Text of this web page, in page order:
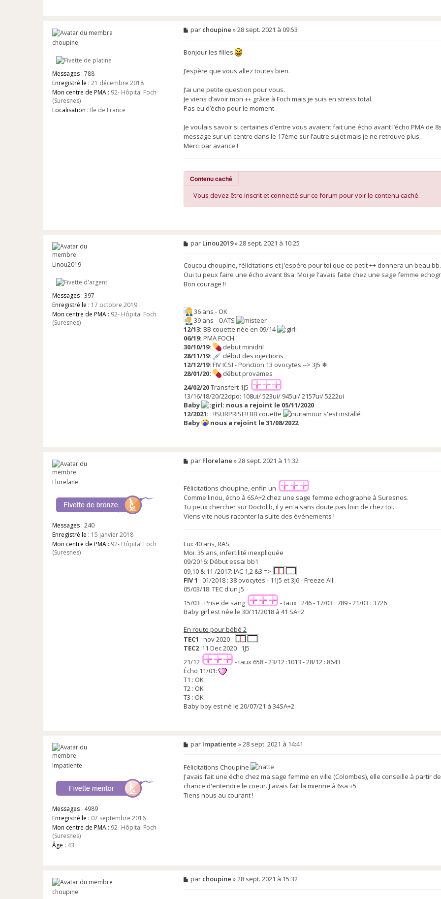
choupine
Messages : 788
Enregistré le : 21 décembre 2018
Mon centre de PMA : 92- Hôpital Foch
(Suresnes)
Localisation : Ile de France
M
e
s
e
o
u
par choupine »28 sept. 2021 à 09:53
Bonjour les filles
J’espère que vous allez toutes bien.
J’ai une petite question pour vous.
Je viens d’avoir mon ++ grâce à Foch mais je suis en stress total.
Pas eu d’écho pour le moment.
Je voulais savoir si certaines d’entre vous avaient fait une écho avant l’écho PMA de
message sur un centre dans le 17ème sur l’autre sujet mais je ne retrouve plus…
Merci par avance !
Contenu caché
Vous devez être inscrit et connecté sur ce forum pour voir le contenu caché.
Linou2019
Messages : 397
Enregistré le : 17 octobre 2019
Mon centre de PMA : 92- Hôpital Foch
(Suresnes)
M
e
s
a
g
e
n
l
u
par Linou2019»28 sept. 2021 à 10:25
Coucou choupine, félicitations et j'espère pour toi que ce petit ++ donnera un beau bb.
Oui tu peux faire une écho avant 8sa. Moi je l'avais faite chez une sage femme
Bon courage !!
36 ans - OK
39 ans - OATS
12/13: BB couette née en 09/14
06/19: PMA FOCH
30/10/19:
debut minidriI
28/11/19:
début des injections
12/12/19: FIV ICSI - Ponction 13 ovocytes --> 3J5 ❄
28/01/20:
début provames
24/02/20Transfert 1J5
13/16/18/20/22dpo: 108ui/ 523ui/ 945ui/ 2157ui/ 5222ui
Baby
nous a rejoint le 05/11/2020
12/2021: : !!SURPRISE!! BB couette
s'est installé
Baby
nous a rejoint le 31/08/2022
Florelane
Messages : 240
Enregistré le : 15 janvier 2018
Mon centre de PMA : 92- Hôpital Foch
(Suresnes)
M
a
g
e
n
o
u
par Florelane »28 sept. 2021 à 11:32
Félicitations choupine, enfin un
Comme linou, écho à 6SA+2 chez une sage femme echographe à Suresnes.
Tu peux chercher sur Doctolib, il y en a sans doute pas loin de chez toi.
Viens vite nous raconter la suite des événements !
Lui: 40 ans, RAS
Moi: 35 ans, infertilité inexpliquée
09/2016: Début essai bb1
09,10 & 11 /2017: IAC 1,2 &3 =>
FIV 1 : 01/2018 : 38 ovocytes - 11J5 et 3J6 - Freeze All
05/03/18: TEC d'un J5
15/03 : Prise de sang
- taux : 246 - 17/03 : 789 - 21/03 : 3726
Baby girl est née le 30/11/2018 à 41 SA+2
En route pour bébé 2
TEC1 : nov 2020 :
TEC2:11 Dec 2020 : 1J5
21/12
- taux 658 - 23/12 :1013 - 28/12 : 8643
Écho 11/01:
T1 : OK
T2 : OK
T3 : OK
Baby boy est né le 20/07/21 à 34SA+2
Impatiente
Messages : 4989
Enregistré le : 07 septembre 2016
Mon centre de PMA : 92- Hôpital Foch
(Suresnes)
Âge : 43
M
e
s
g
e
n
par Impatiente »28 sept. 2021 à 14:41
Félicitations Choupine
J'avais fait une écho chez ma sage femme en ville (Colombes), elle conseille à partir
chance d'entendre le coeur. J'avais fait la mienne à 6sa +5
Tiens nous au courant !
choupine
M
e
par choupine »28 sept. 2021 à 15:32